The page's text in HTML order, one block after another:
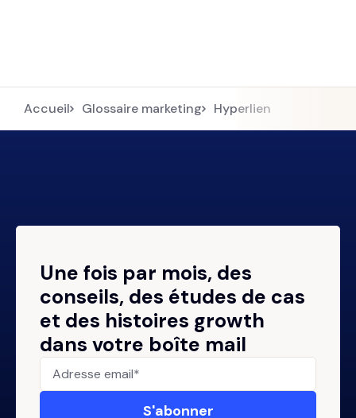
Accueil Glossaire marketing Hyperlien
Une fois par mois, des
conseils, des études de cas
et des histoires growth
dans votre boîte mail